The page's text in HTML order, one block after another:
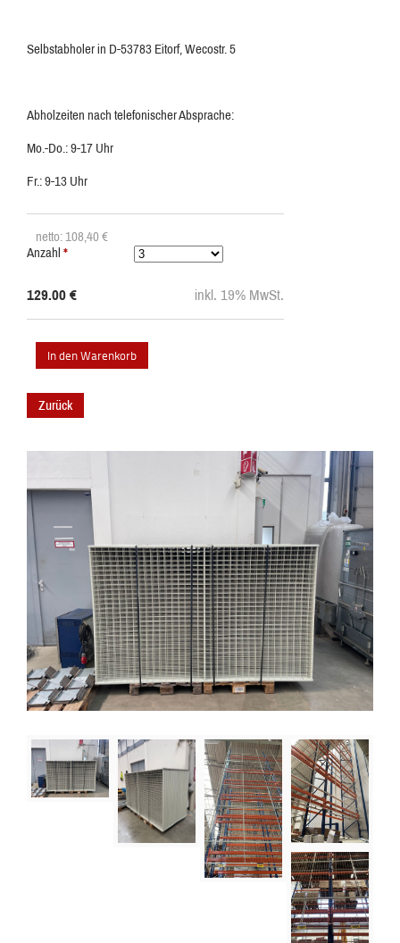
Selbstabholer in D-53783 Eitorf, Wecostr. 5
Abholzeiten nach telefonischer Absprache:
Mo.-Do.: 9-17 Uhr
Fr.: 9-13 Uhr
netto: 108,40 €
Anzahl *
129.00 € inkl. 19% MwSt.
Zurück